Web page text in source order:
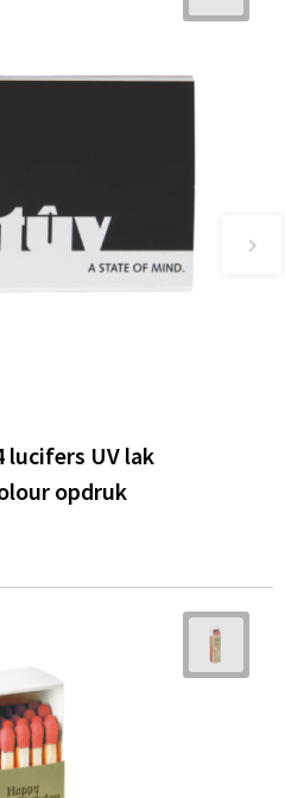
lucifers UV lak
opdruk